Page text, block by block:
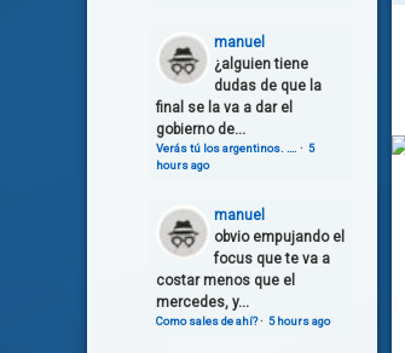
manuel
¿alguien tiene
dudas de que la
final se la va a dar el
gobierno de...
Verás tú los argentinos. …. · 5
hours ago
manuel
obvio empujando el
focus que te va a
costar menos que el
mercedes, y...
Como sales de ahí?· 5 hours ago